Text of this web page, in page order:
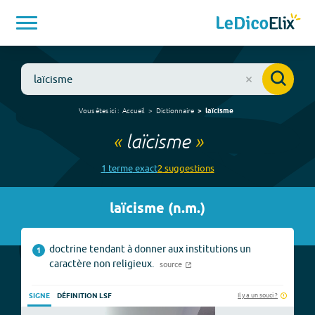
Vous êtes ici : Accueil Dictionnaire laïcisme
« laïcisme»
1 termeexact2 suggestions
laïcisme (n.m.)
1
doctrine tendant à donner aux institutions un
caractère non religieux.
source
SIGNE DÉFINITION LSF Il y a un souci ?